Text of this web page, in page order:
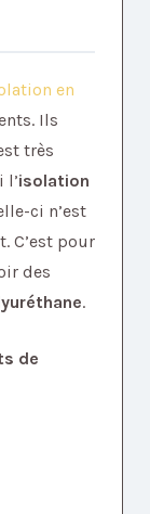
en
Ils
très
l’isolation
ci n’est
C’est pour
des
.
de